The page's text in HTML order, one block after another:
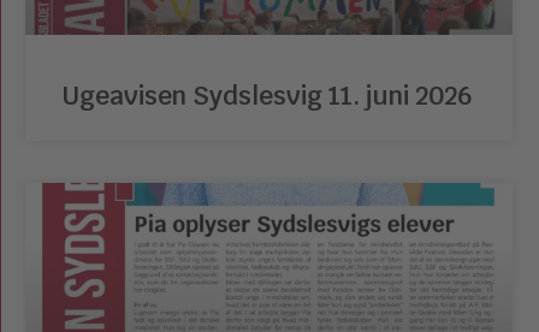
Ugeavisen Sydslesvig 11. juni 2026